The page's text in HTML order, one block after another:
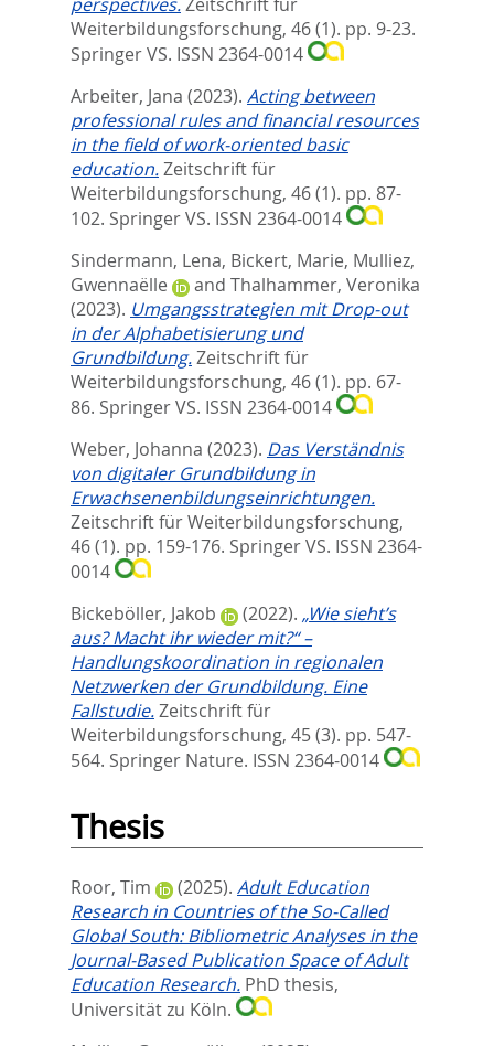
Weiterbildungsforschung, 46 (1). pp. 9-23.
Springer VS. ISSN 2364-0014
Arbeiter, Jana (2023). Acting between
professional rules and financial resources
in the field of work-oriented basic
education.Zeitschrift für
Weiterbildungsforschung, 46 (1). pp. 87-
102. Springer VS. ISSN 2364-0014
Sindermann, Lena, Bickert, Marie, Mulliez,
Gwennaëlle
and Thalhammer, Veronika
(2023). Umgangsstrategien mit Drop-out
in der Alphabetisierung und
Grundbildung.Zeitschrift für
Weiterbildungsforschung, 46 (1). pp. 67-
86. Springer VS. ISSN 2364-0014
Weber, Johanna (2023). Das Verständnis
von digitaler Grundbildung in
Erwachsenenbildungseinrichtungen.
Zeitschrift für Weiterbildungsforschung,
46 (1). pp. 159-176. Springer VS. ISSN 2364-
0014
Bickeböller, Jakob
(2022). „Wie sieht’s
aus? Macht ihr wieder mit?“ –
Handlungskoordination in regionalen
Netzwerken der Grundbildung. Eine
Fallstudie.Zeitschrift für
Weiterbildungsforschung, 45 (3). pp. 547-
564. Springer Nature. ISSN 2364-0014
Thesis
Roor, Tim (2025). Adult Education
Research in Countries of the So-Called
Global South: Bibliometric Analyses in the
Journal-Based Publication Space of Adult
Education Research. PhD thesis,
Universität zu Köln.